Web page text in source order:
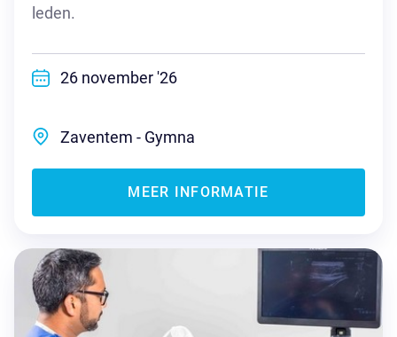
leden.
26 november '26
Zaventem - Gymna
MEER INFORMATIE